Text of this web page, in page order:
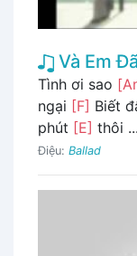
Và Em
Tình ơi sao
ngại [F] Biết
phút [E] thôi ...
Điệu: Ballad